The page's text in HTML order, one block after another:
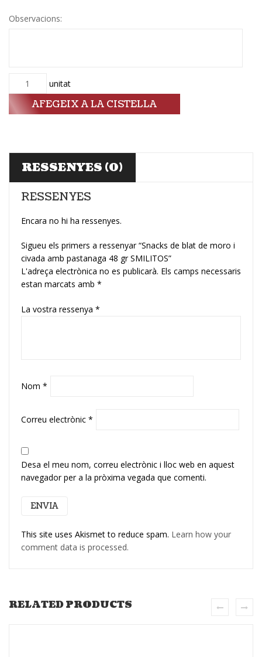
Observacions:
Quantitat unitat
AFEGEIX A LA CISTELLA
RESSENYES (0)
RESSENYES
Encara no hi ha ressenyes.
Sigueu els primers a ressenyar “Snacks de blat de moro i
civada amb pastanaga 48 gr SMILITOS”
L'adreça electrònica no es publicarà. Els camps necessaris
estan marcats amb *
La vostra ressenya *
Nom *
Correu electrònic *
Desa el meu nom, correu electrònic i lloc web en aquest
navegador per a la pròxima vegada que comenti.
This site uses Akismet to reduce spam. Learn how your
comment data is processed.
RELATED PRODUCTS